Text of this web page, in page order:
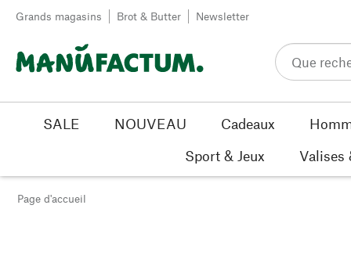
Passer au contenu
Grands magasins Brot & Butter Newsletter
SALE NOUVEAU Cadeaux
Sport & Jeux
Valises
Page d'accueil